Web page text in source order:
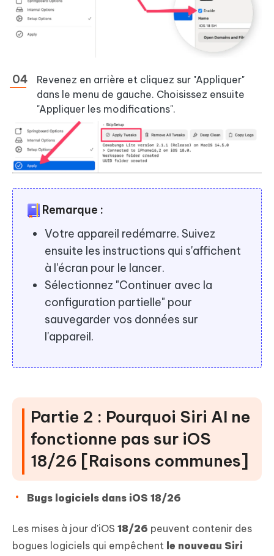
Revenez en arrière et cliquez sur "Appliquer"
dans le menu de gauche. Choisissez ensuite
"Appliquer les modifications".
Remarque :
Votre appareil redémarre. Suivez
ensuite les instructions qui s'affichent
à l'écran pour le lancer.
Sélectionnez "Continuer avec la
configuration partielle" pour
sauvegarder vos données sur
l'appareil.
Partie 2 : Pourquoi Siri AI ne
fonctionne pas sur iOS
18/26 [Raisons communes]
Bugs logiciels dans iOS 18/26
Les mises à jour d'iOS 18/26 peuvent contenir des
bogues logiciels qui empêchent le nouveau Siri